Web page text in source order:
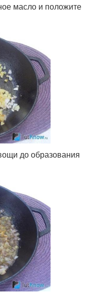
масло и положите
до образования